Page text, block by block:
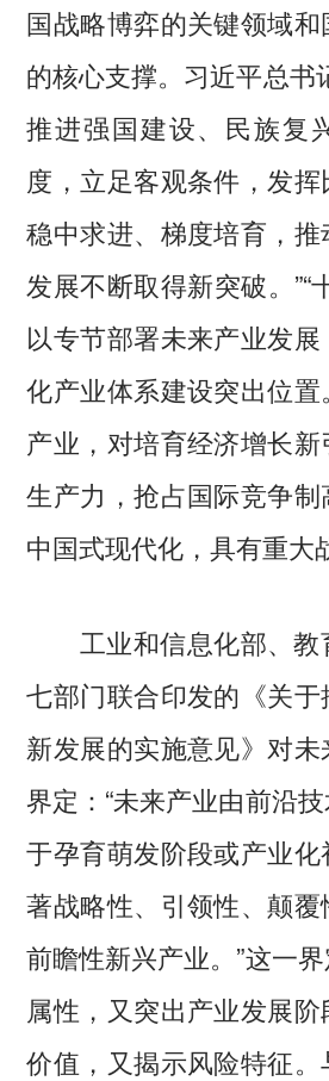
国战略博弈的关键领域
的核心支撑。习近平总书
推进强国建设、民族复
度，立足客观条件，发
稳中求进、梯度培育，
发展不断取得新突破。”“
以专节部署未来产业发
化产业体系建设突出位
产业，对培育经济增长
生产力，抢占国际竞争
中国式现代化，具有重大
工业和信息化部、教
七部门联合印发的《关
新发展的实施意见》对
界定：“未来产业由前沿
于孕育萌发阶段或产业
著战略性、引领性、颠
前瞻性新兴产业。”这一
属性，又突出产业发展
价值，又揭示风险特征